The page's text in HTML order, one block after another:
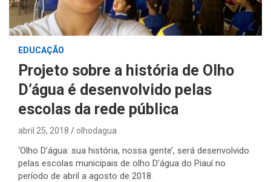
EDUCAÇÃO
Projeto sobre a história de Olho
D’água é desenvolvido pelas
escolas da rede pública
abril 25, 2018 olhodagua
‘Olho D’água: sua história, nossa gente’, será desenvolvido
pelas escolas municipais de olho D’água do Piauí no
período de abril a agosto de 2018.